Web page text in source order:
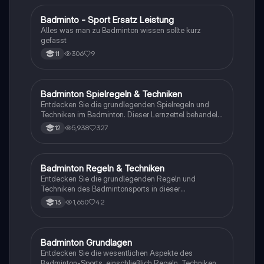
Sport
Badminto - Sport Ersatz Leistung
Alles was man zu Badminton wissen sollte kurz
gefasst
11 306 9
Sport
Badminton Spielregeln & Techniken
Entdecken Sie die grundlegenden Spielregeln und
Techniken im Badminton. Dieser Lernzettel behandelt
Spielfeldmaße, Aufschlagregeln, Punktesystem,
Fehler und Schlagtechniken. Ideal für Sportstudenten
12 5,938 327
Sport
Badminton Regeln & Techniken
Entdecken Sie die grundlegenden Regeln und
Techniken des Badmintonsports in dieser
umfassenden Präsentation. Erfahren Sie alles über
Aufschlagvarianten, Spielregeln, und wichtige
Wissen vertiefen möchten.
13 1,650 42
Sport
Badminton Grundlagen
Entdecken Sie die wesentlichen Aspekte des